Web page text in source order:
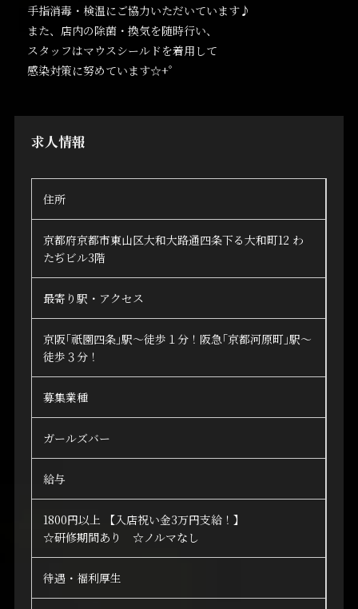
手指消毒・検温にご協力いただいています♪
また、店内の除菌・換気を随時行い、
スタッフはマウスシールドを着用して
感染対策に努めています☆+゜
求人情報
住所
京都府京都市東山区大和大路通四条下る大和町12 わ
たぢビル3階
最寄り駅・アクセス
京阪｢祇園四条｣駅～徒歩１分！阪急｢京都河原町｣駅～
徒歩３分！
募集業種
ガールズバー
給与
1800円以上 【入店祝い金3万円支給！】
☆研修期間あり ☆ノルマなし
待遇・福利厚生